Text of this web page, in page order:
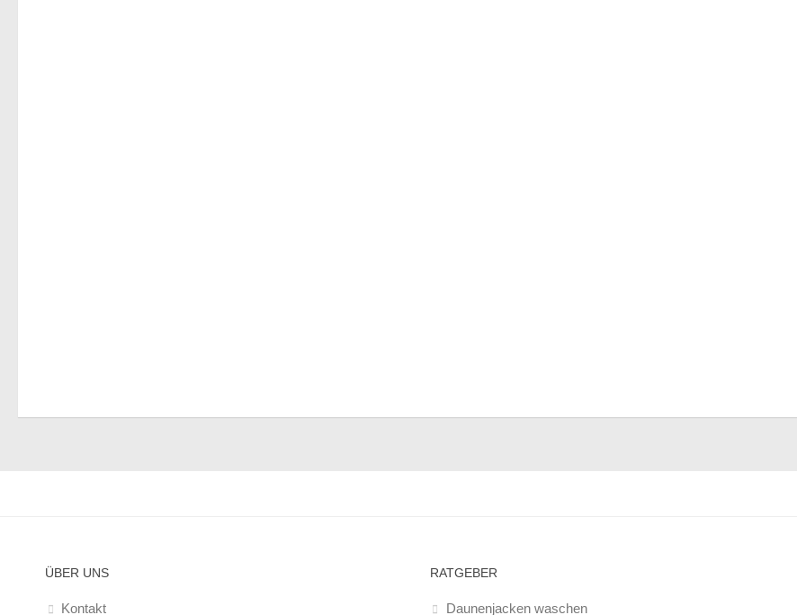
ÜBER UNS
Kontakt
RATGEBER
Daunenjacken waschen